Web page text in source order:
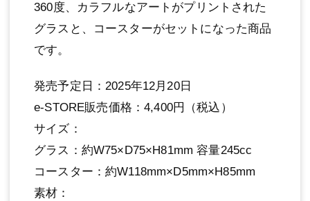
360度、カラフルなアートがプリントされた
グラスと、コースターがセットになった商品
です。
発売予定日：2025年12月20日
e-STORE販売価格：4,400円（税込）
サイズ：
グラス：約W75×D75×H81mm 容量245cc
コースター：約W118mm×D5mm×H85mm
素材：